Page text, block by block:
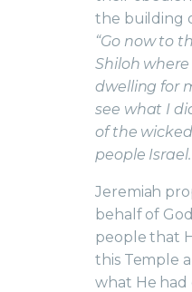
the building
“Go now to
Shiloh
dwelling for
see what I
of the
people
Jeremiah
behalf of
people that
this Temple
what He had